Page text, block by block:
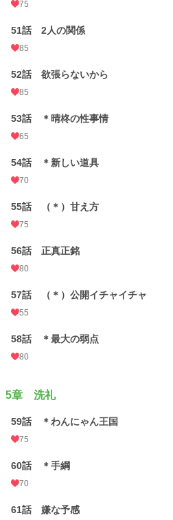
75
51話 2人の関係
85
52話 欲張らないから
85
53話 ＊晴柊の性事情
65
54話 ＊新しい道具
70
55話 （＊）甘え方
75
56話 正真正銘
80
57話 （＊）公開イチャイチャ
55
58話 ＊最大の弱点
80
5章 洗礼
59話 ＊わんにゃん王国
75
60話 ＊手綱
70
61話 嫌な予感